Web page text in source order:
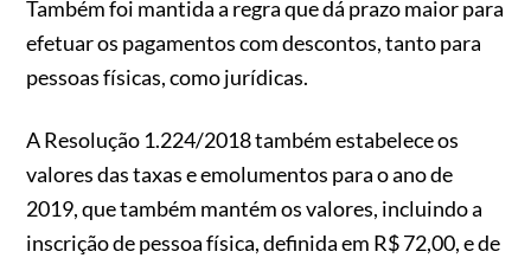
Também foi mantida a regra que dá prazo maior para
efetuar os pagamentos com descontos, tanto para
pessoas físicas, como jurídicas.
A Resolução 1.224/2018 também estabelece os
valores das taxas e emolumentos para o ano de
2019, que também mantém os valores, incluindo a
inscrição de pessoa física, definida em R$ 72,00, e de